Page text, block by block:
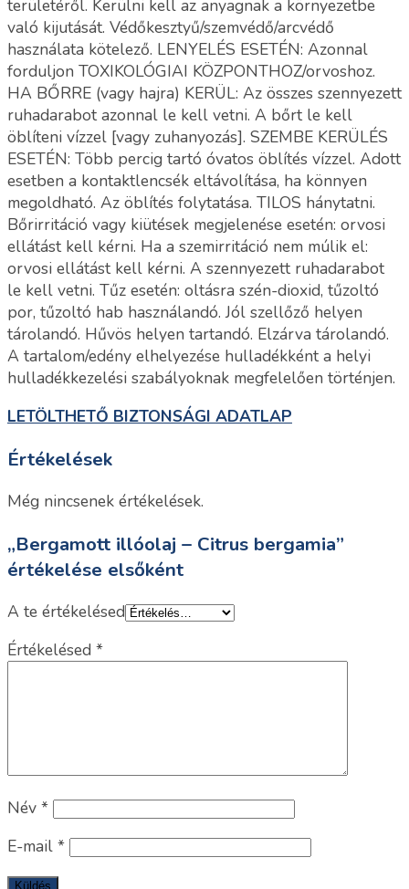
területéről. Kerülni kell az anyagnak a környezetbe
való kijutását. Védőkesztyű/szemvédő/arcvédő
használata kötelező. LENYELÉS ESETÉN: Azonnal
forduljon TOXIKOLÓGIAI KÖZPONTHOZ/orvoshoz.
HA BŐRRE (vagy hajra) KERÜL: Az összes szennyezett
ruhadarabot azonnal le kell vetni. A bőrt le kell
öblíteni vízzel [vagy zuhanyozás]. SZEMBE KERÜLÉS
ESETÉN: Több percig tartó óvatos öblítés vízzel. Adott
esetben a kontaktlencsék eltávolítása, ha könnyen
megoldható. Az öblítés folytatása. TILOS hánytatni.
Bőrirritáció vagy kiütések megjelenése esetén: orvosi
ellátást kell kérni. Ha a szemirritáció nem múlik el:
orvosi ellátást kell kérni. A szennyezett ruhadarabot
le kell vetni. Tűz esetén: oltásra szén-dioxid, tűzoltó
por, tűzoltó hab használandó. Jól szellőző helyen
tárolandó. Hűvös helyen tartandó. Elzárva tárolandó.
A tartalom/edény elhelyezése hulladékként a helyi
hulladékkezelési szabályoknak megfelelően történjen.
LETÖLTHETŐ BIZTONSÁGI ADATLAP
Értékelések
Még nincsenek értékelések.
„Bergamott illóolaj – Citrus bergamia”
értékelése elsőként
A te értékelésed
Értékelésed *
Név *
E-mail *